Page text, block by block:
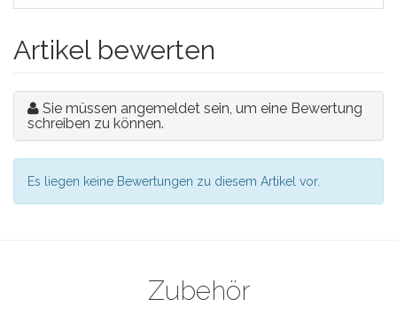
Artikel bewerten
Sie müssen angemeldet sein, um eine Bewertung
schreiben zu können.
Es liegen keine Bewertungen zu diesem Artikel vor.
Zubehör